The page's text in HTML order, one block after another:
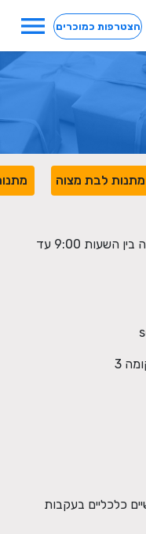
הצטרפות כמוכרים menu
מתנות לבת מצוה
שירות הלקוחות שלנו זמין בין בימים א - ה בין השעות 9:00 עד
3
כלכליים בעקבות